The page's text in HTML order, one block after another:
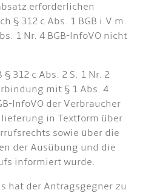
erforderlichen
§ 312 c Abs. 1 BGB i.V.m.
1 Nr. 4 BGB-lnfoVO nicht
312 c Abs. 2 S. 1 Nr. 2
mit § 1 Abs. 4
lnfoVO der Verbraucher
in Textform über
sowie über die
der Ausübung und die
informiert wurde.
hat der Antragsgegner zu